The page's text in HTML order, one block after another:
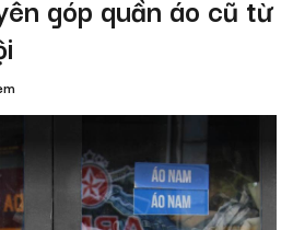
góp quần áo cũ từ